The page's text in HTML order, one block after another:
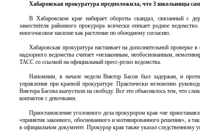
Хабаровская прокуратура предположила, что 3 школьницы
В Хабаровском крае набирает обороты скандал, связанный с
заместителя районного прокурора всячески опекает родное
многочасовое насилие как растление по обоюдному согласию.
Хабаровская прокуратура настаивает на дополнительной
надзорного ведомства считает «незаконным, необоснованным,
ТАСС со ссылкой на официальный пресс-релиз ведомства.
Напомним, в начале недели Виктор Басов был задержан, и
управления при краевой прокуратуре. Практически мгновенно
Виктора Басова выпустили на свободу. Все это объяснялось тем, что
контактов с девочками.
Приостановление уголовного дела прокурором края «не
«принятия законного, обоснованного и мотивированного решения», а
в официальном документе. Прокурор края также указал следственному